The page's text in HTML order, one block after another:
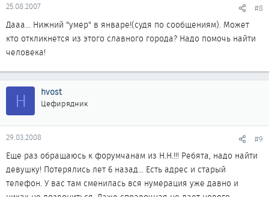
25.08.2007 #8
Дааа... Нижний "умер" в январе!(судя по сообщениям). Может
кто откликнется из этого славного города? Надо помочь найти
человека!
H hvost
Цефирядник
29.03.2008 #9
Еще раз обращаюсь к форумчанам из Н.Н.!!! Ребята, надо найти
девушку! Потерялись лет 6 назад... Есть адрес и старый
телефон. У вас там сменилась вся нумерация уже давно и